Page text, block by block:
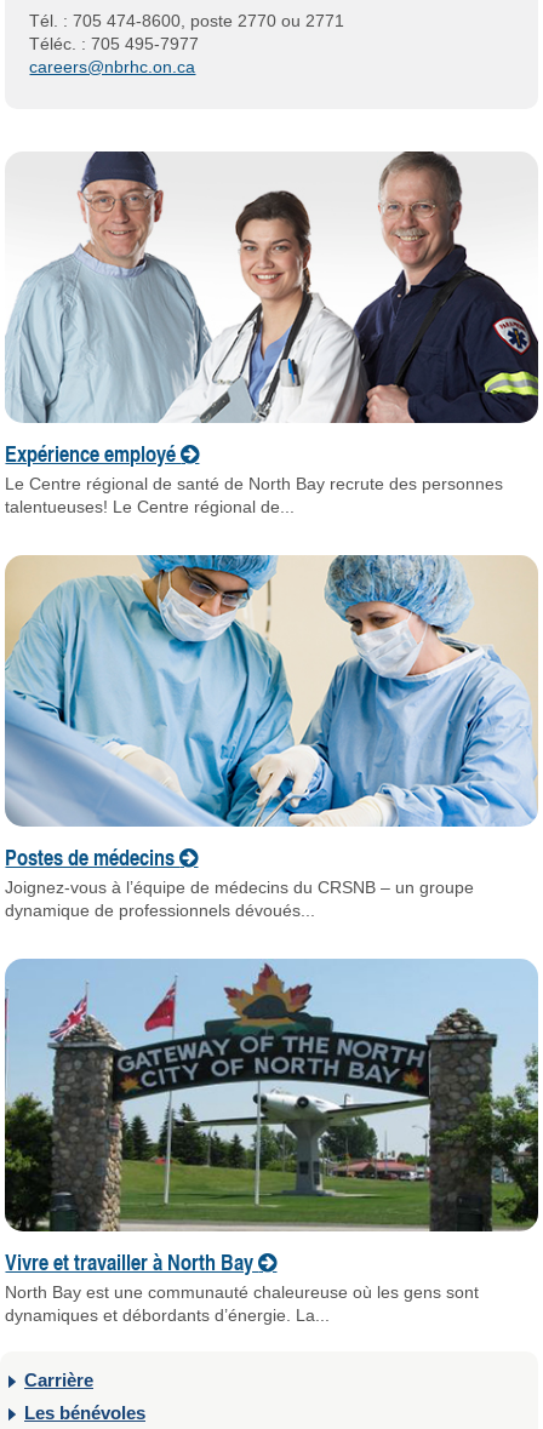
Tél. : 705 474-8600, poste 2770 ou 2771
Téléc. : 705 495-7977
careers@nbrhc.on.ca
Expérience employé
Le Centre régional de santé de North Bay recrute des personnes
talentueuses! Le Centre régional de...
Postes de médecins
Joignez-vous à l’équipe de médecins du CRSNB – un groupe
dynamique de professionnels dévoués...
Vivre et travailler à North Bay
North Bay est une communauté chaleureuse où les gens sont
dynamiques et débordants d’énergie. La...
Carrière
Les bénévoles